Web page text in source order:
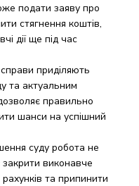
подати заяву про
стягнення коштів,
дії ще під час
приділяють
та актуальним
правильно
шанси на успішний
суду робота не
виконавче
та припинити